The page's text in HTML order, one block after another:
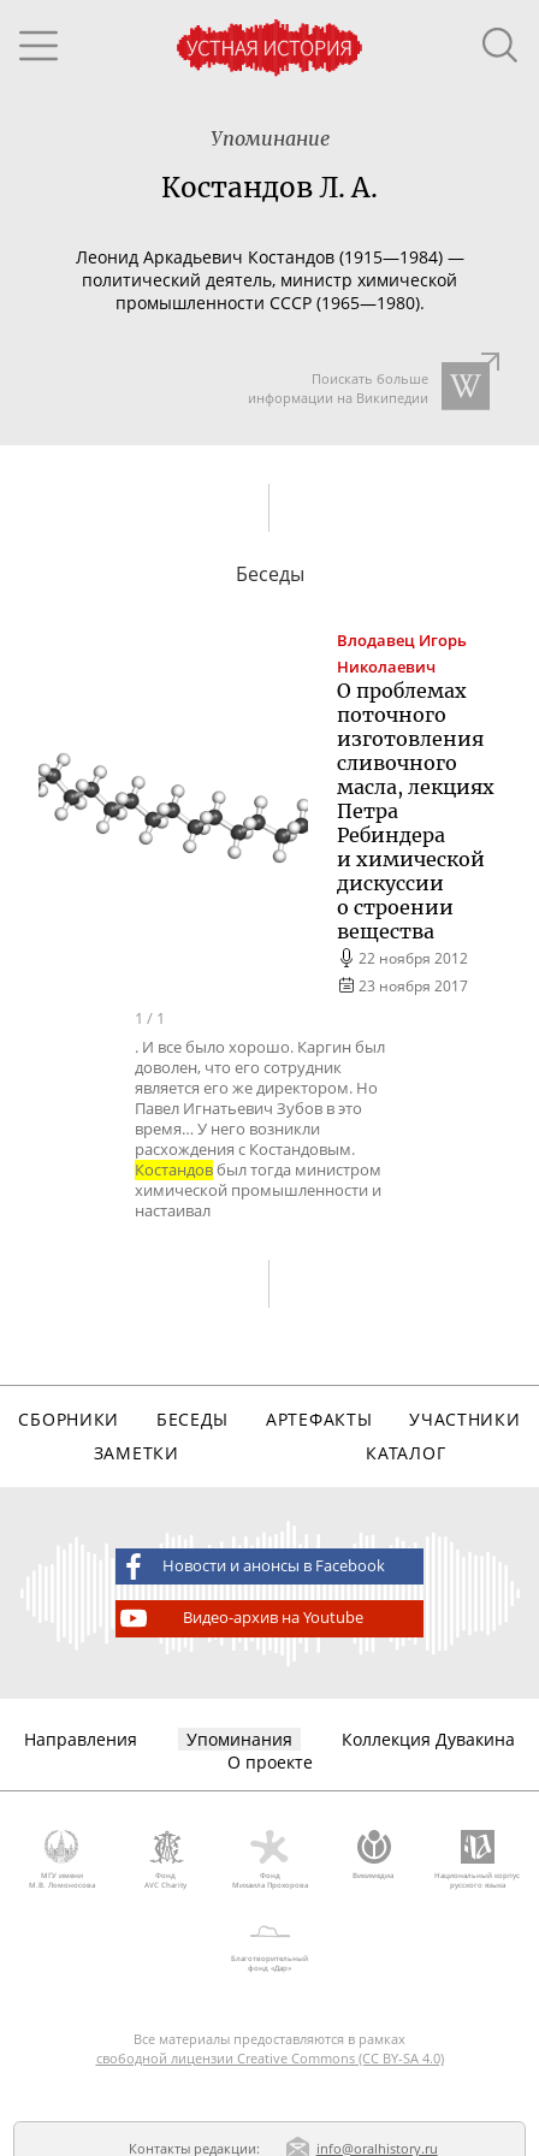
Упоминание
Костандов Л. А.
Леонид Аркадьевич Костандов (1915—1984) —
политический деятель, министр химической
промышленности СССР (1965—1980).
Поискать больше
информации на Википедии
Беседы
Влодавец Игорь
Николаевич
О проблемах
поточного
изготовления
сливочного
масла, лекциях
Петра
Ребиндера
и химической
дискуссии
о строении
вещества
22 ноября 2012
23 ноября 2017
1 / 1
. И все было хорошо. Каргин был
доволен, что его сотрудник
является его же директором. Но
Павел Игнатьевич Зубов в это
время… У него возникли
расхождения с Костандовым.
Костандовбыл тогда министром
химической промышленности и
настаивал
СБОРНИКИ БЕСЕДЫ АРТЕФАКТЫ
УЧАСТНИКИ
ЗАМЕТКИ
КАТАЛОГ
Новости и анонсы в Facebook
Видео-архив на Youtube
Направления Упоминания
Коллекция Дувакина
О проекте
МГУ имени
М.В. Ломоносова
Фонд
AVC Charity
Фонд
Михаила Прохорова
Викимедиа
Национальный корпус
русского языка
Благотворительный
фонд «Дар»
Все материалы предоставляются в рамках
свободной лицензии Creative Commons (CC BY-SA 4.0)
Контакты редакции: info@oralhistory.ru